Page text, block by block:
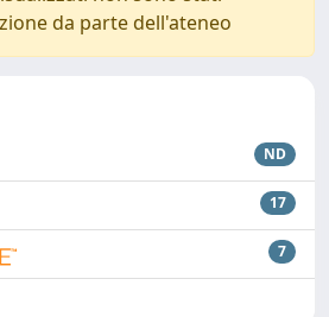
da parte dell'ateneo
ND
17
7